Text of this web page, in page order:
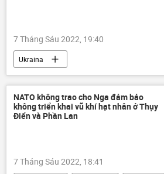
7 Tháng Sáu 2022, 19:40
Ukraina
Các biện pháp trừng phạt chống Nga
Estonia
Cuộc khủng hoảng ở Ukraina
Nga
EU Thế giới
NATO không trao cho Nga đảm bảo
không triển khai vũ khí hạt nhân ở Thụy
Điển và Phần Lan
7 Tháng Sáu 2022, 18:41